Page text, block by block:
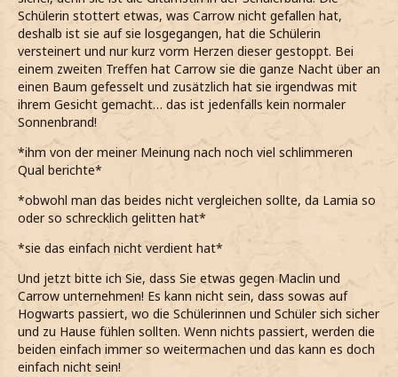
Schülerin stottert etwas, was Carrow nicht gefallen hat,
deshalb ist sie auf sie losgegangen, hat die Schülerin
versteinert und nur kurz vorm Herzen dieser gestoppt. Bei
einem zweiten Treffen hat Carrow sie die ganze Nacht über an
einen Baum gefesselt und zusätzlich hat sie irgendwas mit
ihrem Gesicht gemacht… das ist jedenfalls kein normaler
Sonnenbrand!
*ihm von der meiner Meinung nach noch viel schlimmeren
Qual berichte*
*obwohl man das beides nicht vergleichen sollte, da Lamia so
oder so schrecklich gelitten hat*
*sie das einfach nicht verdient hat*
Und jetzt bitte ich Sie, dass Sie etwas gegen Maclin und
Carrow unternehmen! Es kann nicht sein, dass sowas auf
Hogwarts passiert, wo die Schülerinnen und Schüler sich sicher
und zu Hause fühlen sollten. Wenn nichts passiert, werden die
beiden einfach immer so weitermachen und das kann es doch
einfach nicht sein!